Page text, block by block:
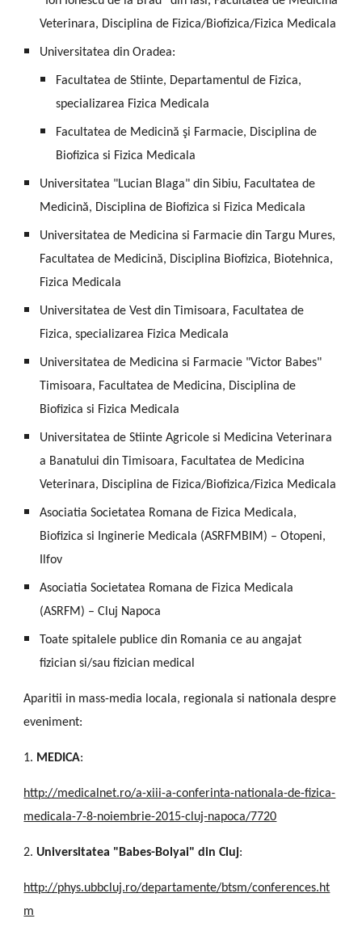
Veterinara, Disciplina de Fizica/Biofizica/Fizica Medicala
Universitatea din Oradea:
Facultatea de Stiinte, Departamentul de Fizica,
specializarea Fizica Medicala
Facultatea de Medicină şi Farmacie, Disciplina de
Biofizica si Fizica Medicala
Universitatea "Lucian Blaga" din Sibiu, Facultatea de
Medicină, Disciplina de Biofizica si Fizica Medicala
Universitatea de Medicina si Farmacie din Targu Mures,
Facultatea de Medicină, Disciplina Biofizica, Biotehnica,
Fizica Medicala
Universitatea de Vest din Timisoara, Facultatea de
Fizica, specializarea Fizica Medicala
Universitatea de Medicina si Farmacie "Victor Babes"
Timisoara, Facultatea de Medicina, Disciplina de
Biofizica si Fizica Medicala
Universitatea de Stiinte Agricole si Medicina Veterinara
a Banatului din Timisoara, Facultatea de Medicina
Veterinara, Disciplina de Fizica/Biofizica/Fizica Medicala
Asociatia Societatea Romana de Fizica Medicala,
Biofizica si Inginerie Medicala (ASRFMBIM) – Otopeni,
Ilfov
Asociatia Societatea Romana de Fizica Medicala
(ASRFM) – Cluj Napoca
Toate spitalele publice din Romania ce au angajat
fizician si/sau fizician medical
Aparitii in mass-media locala, regionala si nationala despre
eveniment:
1. MEDICA:
http://medicalnet.ro/a-xiii-a-conferinta-nationala-de-fizica-
medicala-7-8-noiembrie-2015-cluj-napoca/7720
2.Universitatea "Babes-Bolyai" din Cluj:
http://phys.ubbcluj.ro/departamente/btsm/conferences.ht
m